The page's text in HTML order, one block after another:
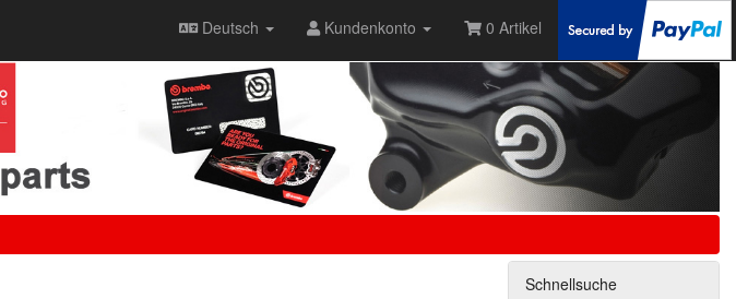
Deutsch Kundenkonto 0 Artikel
Schnellsuche